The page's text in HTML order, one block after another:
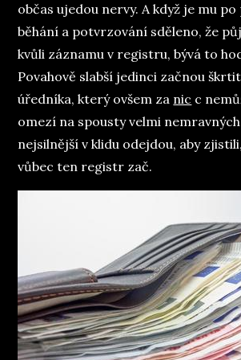
občas ujedou nervy. A když je mu
běhání a potvrzování sděleno, že
kvůli záznamu v registru, bývá to
Povahově slabší jedinci začnou
úředníka, který ovšem za nic c
omezí na spousty velmi
nejsilnější v klidu odejdou, aby
vůbec ten registr zač.